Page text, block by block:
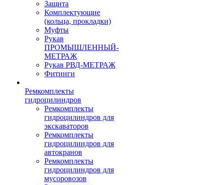
Защита
Комплектующие
(кольца, прокладки)
Муфты
Рукав
ПРОМЫШЛЕННЫЙ-
МЕТРАЖ
Рукав РВД-МЕТРАЖ
Фитинги
Ремкомплекты
гидроцилиндров
Ремкомплекты
гидроцилиндров для
экскаваторов
Ремкомплекты
гидроцилиндров для
автокранов
Ремкомплекты
гидроцилиндров для
мусоровозов